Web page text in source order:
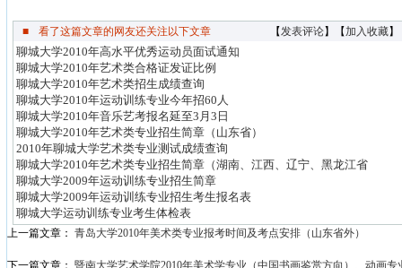
■ 看了这篇文章的网友还关注以下文章 【发表评论】【加入收藏
聊城大学2010年高水平优秀运动员面试通知
聊城大学2010年艺术类合格证发证比例
聊城大学2010年艺术类招生成绩查询
聊城大学2010年运动训练专业今年招60人
聊城大学2010年音乐艺考报名延至3月3日
聊城大学2010年艺术类专业招生简章（山东省）
2010年聊城大学艺术类专业测试成绩查询
聊城大学2010年艺术类专业招生简章（湖南、江西、辽宁、黑龙江省
聊城大学2009年运动训练专业招生简章
聊城大学2009年运动训练专业招生考生报名表
聊城大学运动训练专业考生体检表
上一篇文章： 青岛大学2010年美术类专业报考时间及考点安排（山东省外）
下一篇文章： 暨南大学艺术学院2010年美术学专业（中国书画鉴赏方向）、动画专